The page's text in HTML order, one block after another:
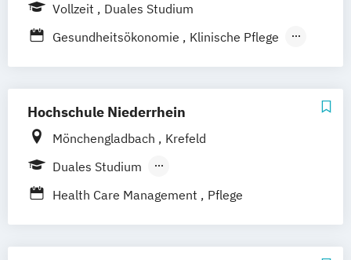
Studienzentrum Graz
Studienzentrum Linz
Studienzentrum Hamburg Logistik-Bachelor
Studienzentrum Judenburg
Vollzeit
Duales Studium
Gesundheitsökonomie
Klinische Pflege
Rehabilitationswissenschaften
Hochschule Niederrhein
Mönchengladbach
Krefeld
Duales Studium
Berufsbegleitendes Präsenzstudium
Health Care Management Pflege